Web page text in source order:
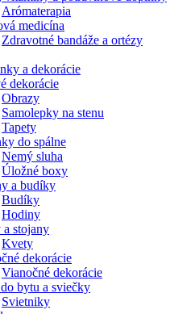
Arómaterapia
medicína
Zdravotné bandáže a ortézy
a dekorácie
dekorácie
Obrazy
Samolepky na stenu
Tapety
do spálne
Nemý sluha
Úložné boxy
a budíky
Budíky
Hodiny
stojany
Kvety
dekorácie
Vianočné dekorácie
bytu a sviečky
Svietniky